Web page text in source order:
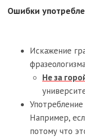
Ошибки
Искажение
Не за
Например,
потому что